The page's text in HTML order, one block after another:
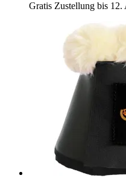
Gratis Zustellung bis 12.